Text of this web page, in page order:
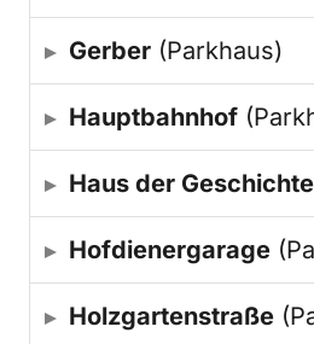
Gerber (Parkhaus)
Hauptbahnhof
Haus der Geschichte
Hofdienergarage
Holzgartenstraße